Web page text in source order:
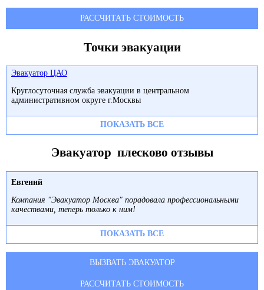
РАССЧИТАТЬ СТОИМОСТЬ
Точки эвакуации
Эвакуатор ЦАО
Круглосуточная служба эвакуации в центральном
административном округе г.Москвы
ПОКАЗАТЬ ВСЕ
Эвакуатор плесково отзывы
Евгений
Компания "Эвакуатор Москва" порадовала профессиональными
качествами, теперь только к ним!
ПОКАЗАТЬ ВСЕ
ВЫЗВАТЬ ЭВАКУАТОР
РАССЧИТАТЬ СТОИМОСТЬ